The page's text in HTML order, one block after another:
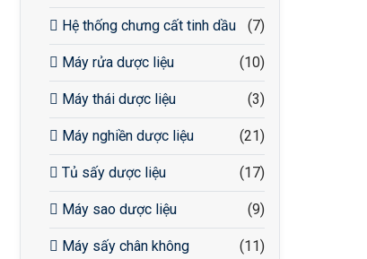
Hệ thống chưng cất tinh dầu (7)
Máy rửa dược liệu (10)
Máy thái dược liệu (3)
Máy nghiền dược liệu (21)
Tủ sấy dược liệu (17)
Máy sao dược liệu (9)
Máy sấy chân không (11)